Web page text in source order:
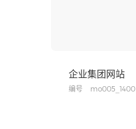
企业集团网站
编号 mo005_1400